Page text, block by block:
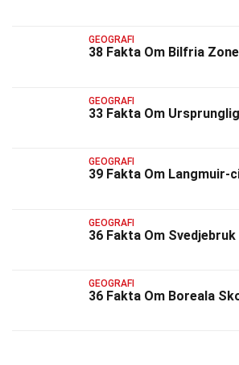
GEOGRAFI
38 Fakta Om Bilfria
GEOGRAFI
33 Fakta Om
GEOGRAFI
39 Fakta Om Langmuir-
GEOGRAFI
36 Fakta Om Svedjebruk
GEOGRAFI
36 Fakta Om Boreala